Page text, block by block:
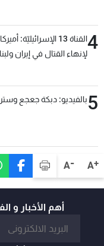
A+
A-
4
القناة 13
لإنهاء القتال في إيران
5بالفيديو: دبكة جعجع
أهم الأخبار و